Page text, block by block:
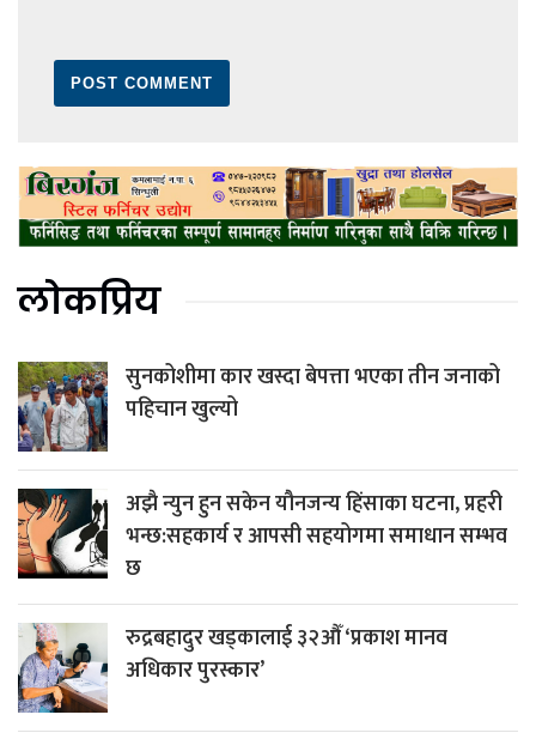
लोकप्रिय
सुनकोशीमा कार खस्दा बेपत्ता भएका तीन जनाको
पहिचान खुल्यो
अझै न्युन हुन सकेन यौनजन्य हिंसाका घटना, प्रहरी
भन्छ:सहकार्य र आपसी सहयोगमा समाधान सम्भव
छ
रुद्रबहादुर खड्कालाई ३२औँ ‘प्रकाश मानव
अधिकार पुरस्कार’